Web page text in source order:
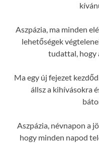
Aszpázia, ma minden
lehetőségek
tudattal, hogy
Ma egy új fejezet
állsz a kihívásokra
Aszpázia, névnapon a
hogy minden napod